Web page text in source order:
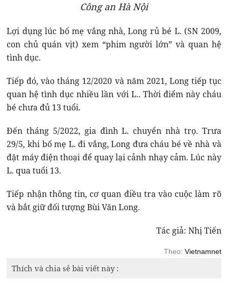
Công an Hà Nội
Lợi dụng lúc bố mẹ vắng nhà, Long rủ bé L. (SN 2009,
con chủ quán vịt) xem “phim người lớn” và quan hệ
tình dục.
Tiếp đó, vào tháng 12/2020 và năm 2021, Long tiếp tục
quan hệ tình dục nhiều lần với L.. Thời điểm này cháu
bé chưa đủ 13 tuổi.
Đến tháng 5/2022, gia đình L. chuyển nhà trọ. Trưa
29/5, khi bố mẹ L. đi vắng, Long đưa cháu bé về nhà và
đặt máy điện thoại để quay lại cảnh nhạy cảm. Lúc này
L. qua tuổi 13.
Tiếp nhận thông tin, cơ quan điều tra vào cuộc làm rõ
và bắt giữ đối tượng Bùi Văn Long.
Tác giả: Nhị Tiến
Theo: Vietnamnet
Thích và chia sẻ bài viết này :